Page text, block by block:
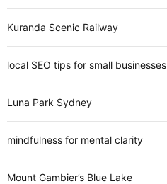
Kuranda Scenic Railway
local SEO tips for small businesses
Luna Park Sydney
mindfulness for mental clarity
Mount Gambier’s Blue Lake